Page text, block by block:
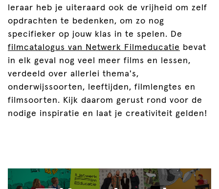
leraar heb je uiteraard ook de vrijheid om zelf
opdrachten te bedenken, om zo nog
specifieker op jouw klas in te spelen. De
filmcatalogus van Netwerk Filmeducatie bevat
in elk geval nog veel meer films en lessen,
verdeeld over allerlei thema's,
onderwijssoorten, leeftijden, filmlengtes en
filmsoorten. Kijk daarom gerust rond voor de
nodige inspiratie en laat je creativiteit gelden!